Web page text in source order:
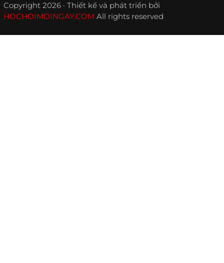
Copyright 2026 · Thiết kế và phát triển bởi
HOCHOIMOINGAY.COM All rights reserved